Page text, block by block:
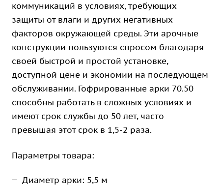
коммуникаций в условиях, требующих
защиты от влаги и других негативных
факторов окружающей среды. Эти арочные
конструкции пользуются спросом благодаря
своей быстрой и простой установке,
доступной цене и экономии на последующем
обслуживании. Гофрированные арки 70.50
способны работать в сложных условиях и
имеют срок службы до 50 лет, часто
превышая этот срок в 1,5-2 раза.
Параметры товара:
Диаметр арки: 5,5 м